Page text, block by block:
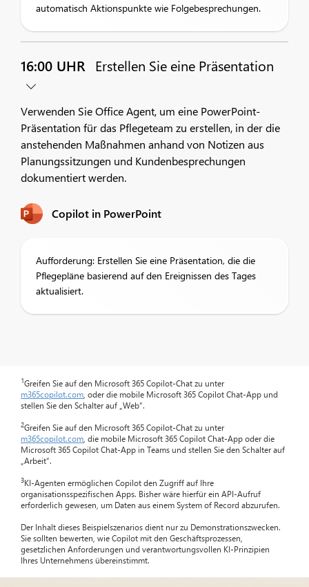
automatisch Aktionspunkte wie Folgebesprechungen.
16:00 UHR Erstellen Sie eine Präsentation
Verwenden Sie Office Agent, um eine PowerPoint-
Präsentation für das Pflegeteam zu erstellen, in der die
anstehenden Maßnahmen anhand von Notizen aus
Planungssitzungen und Kundenbesprechungen
dokumentiert werden.
Copilot in PowerPoint
Aufforderung: Erstellen Sie eine Präsentation, die die
Pflegepläne basierend auf den Ereignissen des Tages
aktualisiert.
1Greifen Sie auf den Microsoft 365 Copilot-Chat zu unter
m365copilot.com , oder die mobile Microsoft 365 Copilot Chat-App und
stellen Sie den Schalter auf „Web“.
2Greifen Sie auf den Microsoft 365 Copilot-Chat zu unter
m365copilot.com , die mobile Microsoft 365 Copilot Chat-App oder die
Microsoft 365 Copilot Chat-App in Teams und stellen Sie den Schalter auf
„Arbeit“.
3KI-Agenten ermöglichen Copilot den Zugriff auf Ihre
organisationsspezifischen Apps. Bisher wäre hierfür ein API-Aufruf
erforderlich gewesen, um Daten aus einem System of Record abzurufen.
Der Inhalt dieses Beispielszenarios dient nur zu Demonstrationszwecken.
Sie sollten bewerten, wie Copilot mit den Geschäftsprozessen,
gesetzlichen Anforderungen und verantwortungsvollen KI-Prinzipien
Ihres Unternehmens übereinstimmt.